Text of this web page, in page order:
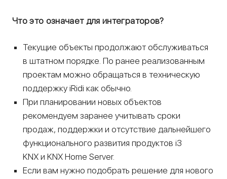
Что это означает для интеграторов?
Текущие объекты продолжают обслуживаться
в штатном порядке. По ранее реализованным
проектам можно обращаться в техническую
поддержку iRidi как обычно.
При планировании новых объектов
рекомендуем заранее учитывать сроки
продаж, поддержки и отсутствие дальнейшего
функционального развития продуктов i3
KNX и KNX Home Server.
Если вам нужно подобрать решение для нового